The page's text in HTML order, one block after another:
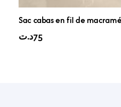
Sac cabas en fil de
75د.ت